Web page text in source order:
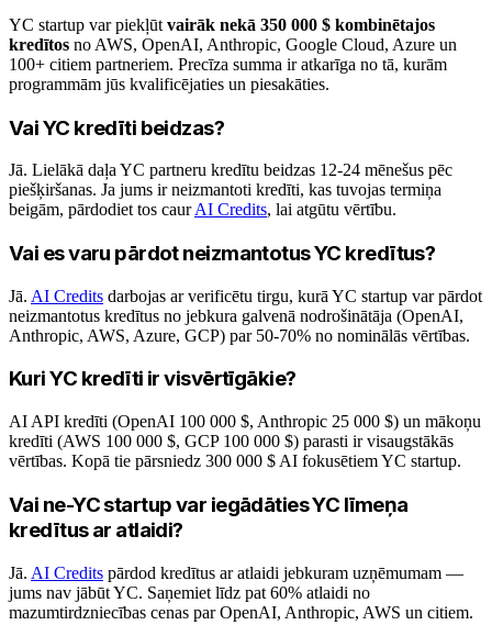
YC startup var piekļūt vairāk nekā 350 000 $ kombinētajos
kredītos no AWS, OpenAI, Anthropic, Google Cloud, Azure un
100+ citiem partneriem. Precīza summa ir atkarīga no tā, kurām
programmām jūs kvalificējaties un piesakāties.
Vai YC kredīti beidzas?
Jā. Lielākā daļa YC partneru kredītu beidzas 12-24 mēnešus pēc
piešķiršanas. Ja jums ir neizmantoti kredīti, kas tuvojas termiņa
beigām, pārdodiet tos caurAI Credits, lai atgūtu vērtību.
Vai es varu pārdot neizmantotus YC kredītus?
Jā. AI Credits darbojas ar verificētu tirgu, kurā YC startup var pārdot
neizmantotus kredītus no jebkura galvenā nodrošinātāja (OpenAI,
Anthropic, AWS, Azure, GCP) par 50-70% no nominālās vērtības.
Kuri YC kredīti ir visvērtīgākie?
AI API kredīti (OpenAI 100 000 $, Anthropic 25 000 $) un mākoņu
kredīti (AWS 100 000 $, GCP 100 000 $) parasti ir visaugstākās
vērtības. Kopā tie pārsniedz 300 000 $ AI fokusētiem YC startup.
Vai ne-YC startup var iegādāties YC līmeņa
kredītus ar atlaidi?
Jā. AI Credits pārdod kredītus ar atlaidi jebkuram uzņēmumam —
jums nav jābūt YC. Saņemiet līdz pat 60% atlaidi no
mazumtirdzniecības cenas par OpenAI, Anthropic, AWS un citiem.